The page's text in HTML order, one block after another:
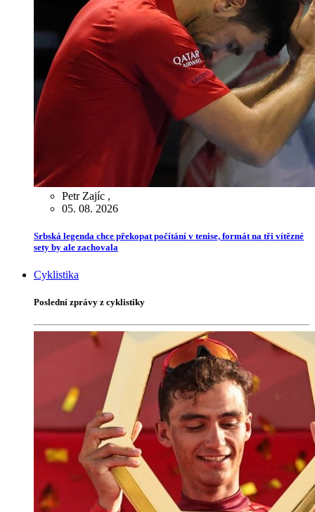
Petr Zajíc ,
05. 08. 2026
Srbská legenda chce překopat počítání v tenise, formát na tři vítězné
sety by ale zachovala
Cyklistika
Poslední zprávy z cyklistiky